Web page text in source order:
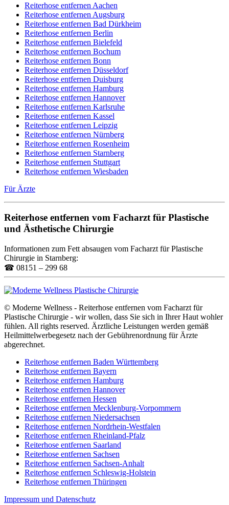
Reiterhose entfernen Aachen
Reiterhose entfernen Augsburg
Reiterhose entfernen Bad Dürkheim
Reiterhose entfernen Berlin
Reiterhose entfernen Bielefeld
Reiterhose entfernen Bochum
Reiterhose entfernen Bonn
Reiterhose entfernen Düsseldorf
Reiterhose entfernen Duisburg
Reiterhose entfernen Hamburg
Reiterhose entfernen Hannover
Reiterhose entfernen Karlsruhe
Reiterhose entfernen Kassel
Reiterhose entfernen Leipzig
Reiterhose entfernen Nürnberg
Reiterhose entfernen Rosenheim
Reiterhose entfernen Starnberg
Reiterhose entfernen Stuttgart
Reiterhose entfernen Wiesbaden
Für Ärzte
Reiterhose entfernen vom Facharzt für Plastische
und Ästhetische Chirurgie
Informationen zum Fett absaugen vom Facharzt für Plastische
Chirurgie in Starnberg:
☎ 08151 – 299 68
© Moderne Wellness - Reiterhose entfernen vom Facharzt für
Plastische Chirurgie - wir wollen, dass Sie sich in Ihrer Haut wohler
fühlen. All rights reserved. Ärztliche Leistungen werden gemäß
Heilmittelwerbegesetz nach der Gebührenordnung für Ärzte
abgerechnet.
Reiterhose entfernen Baden Württemberg
Reiterhose entfernen Bayern
Reiterhose entfernen Hamburg
Reiterhose entfernen Hannover
Reiterhose entfernen Hessen
Reiterhose entfernen Mecklenburg-Vorpommern
Reiterhose entfernen Niedersachsen
Reiterhose entfernen Nordrhein-Westfalen
Reiterhose entfernen Rheinland-Pfalz
Reiterhose entfernen Saarland
Reiterhose entfernen Sachsen
Reiterhose entfernen Sachsen-Anhalt
Reiterhose entfernen Schleswig-Holstein
Reiterhose entfernen Thüringen
Impressum und Datenschutz